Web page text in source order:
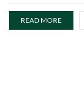
READ MORE